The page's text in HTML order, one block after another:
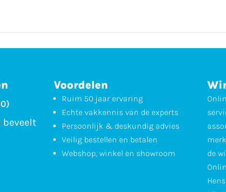
beveelt
Voordelen
Ruim 50 jaar ervaring
Echte vakkennis van de experts
Persoonlijk & deskundig advies
Veilig bestellen en betalen
Webshop, winkel en showroom
de